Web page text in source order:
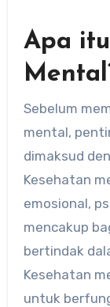
Apa
Sebelum
mental,
dimaksud
Kesehatan
emosional,
mencakup
bertindak
Kesehatan
untuk